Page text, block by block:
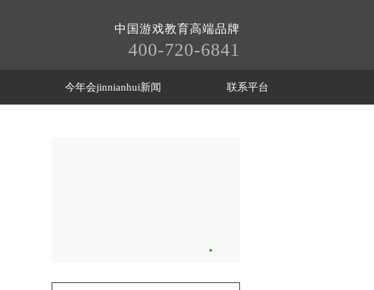
中国游戏教育高端品牌
400-720-6841
今年会jinnianhui新闻 联系平台